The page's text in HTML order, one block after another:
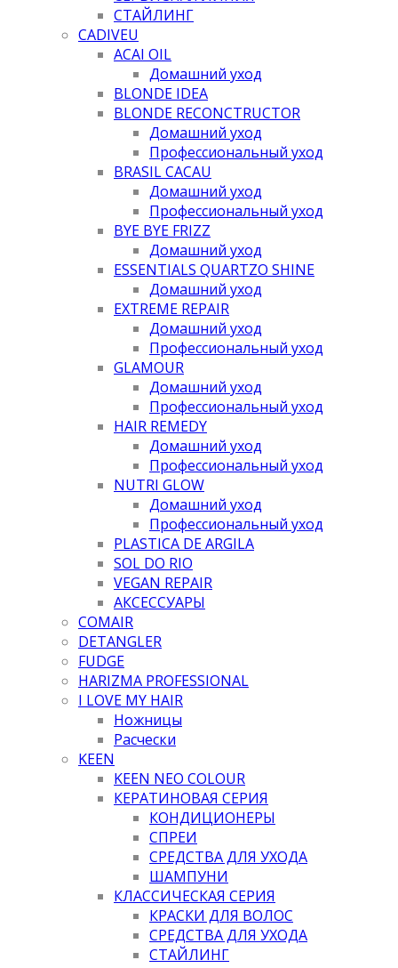
СТАЙЛИНГ
CADIVEU
ACAI OIL
Домашний уход
BLONDE IDEA
BLONDE RECONCTRUCTOR
Домашний уход
Профессиональный уход
BRASIL CACAU
Домашний уход
Профессиональный уход
BYE BYE FRIZZ
Домашний уход
ESSENTIALS QUARTZO SHINE
Домашний уход
EXTREME REPAIR
Домашний уход
Профессиональный уход
GLAMOUR
Домашний уход
Профессиональный уход
HAIR REMEDY
Домашний уход
Профессиональный уход
NUTRI GLOW
Домашний уход
Профессиональный уход
PLASTICA DE ARGILA
SOL DO RIO
VEGAN REPAIR
АКСЕССУАРЫ
COMAIR
DETANGLER
FUDGE
HARIZMA PROFESSIONAL
I LOVE MY HAIR
Ножницы
Расчески
KEEN
KEEN NEO COLOUR
КЕРАТИНОВАЯ СЕРИЯ
КОНДИЦИОНЕРЫ
СПРЕИ
СРЕДСТВА ДЛЯ УХОДА
ШАМПУНИ
КЛАССИЧЕСКАЯ СЕРИЯ
КРАСКИ ДЛЯ ВОЛОС
СРЕДСТВА ДЛЯ УХОДА
СТАЙЛИНГ